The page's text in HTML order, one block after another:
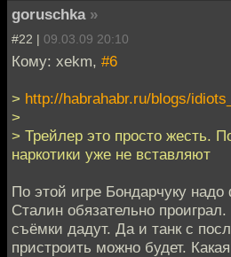
goruschka »
#22 | 09.03.09 20:10
Кому: xekm, #6
> http://habrahabr.ru/blogs/
>
> Трейлер это просто жесть.
наркотики уже не вставляют
По этой игре Бондарчуку
Сталин обязательно проиграл.
съёмки дадут. Да и танк с
пристроить можно будет.